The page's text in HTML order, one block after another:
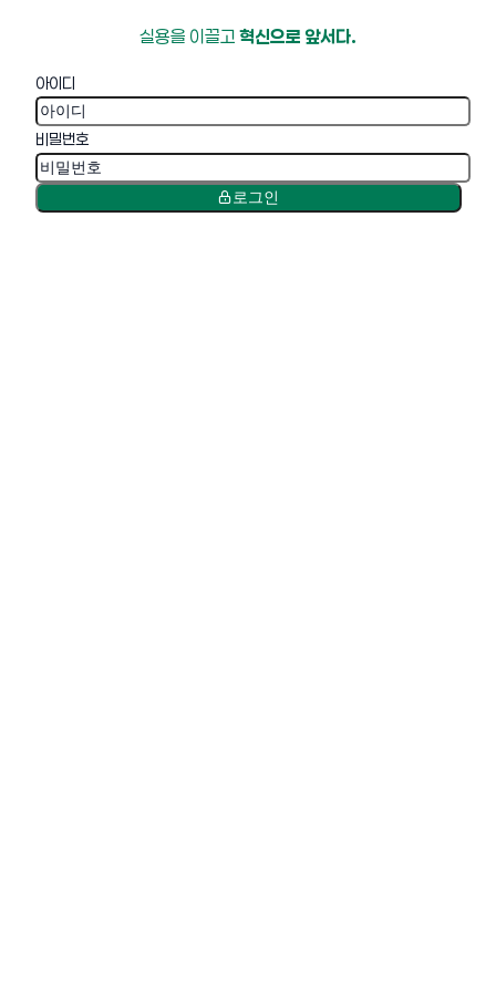
실용을 이끌고 혁신으로 앞서다.
아이디
비밀번호
로그인